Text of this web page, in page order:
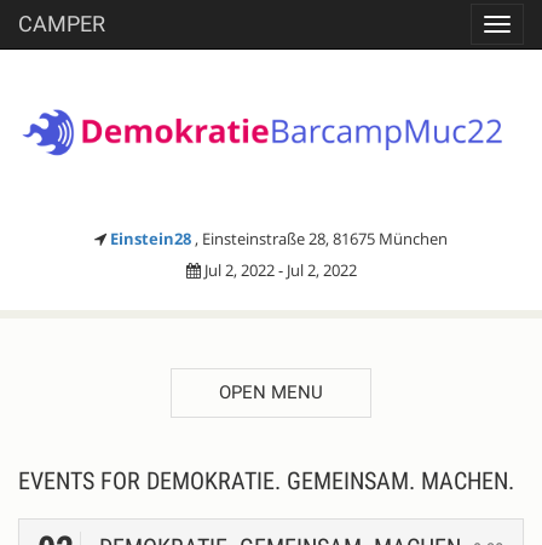
CAMPER
Einstein28 , Einsteinstraße 28, 81675 München
Jul 2, 2022 - Jul 2, 2022
OPEN MENU
EVENTS FOR DEMOKRATIE. GEMEINSAM. MACHEN.